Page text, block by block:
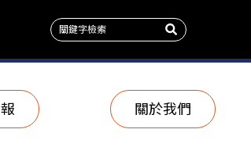
關於我們